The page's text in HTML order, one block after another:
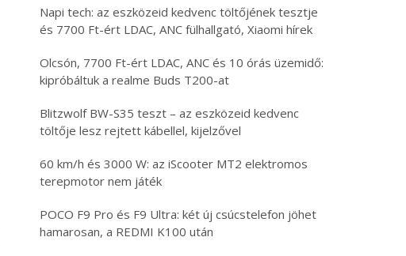
Napi tech: az eszközeid kedvenc töltőjének tesztje
és 7700 Ft-ért LDAC, ANC fülhallgató, Xiaomi hírek
Olcsón, 7700 Ft-ért LDAC, ANC és 10 órás üzemidő:
kipróbáltuk a realme Buds T200-at
Blitzwolf BW-S35 teszt – az eszközeid kedvenc
töltője lesz rejtett kábellel, kijelzővel
60 km/h és 3000 W: az iScooter MT2 elektromos
terepmotor nem játék
POCO F9 Pro és F9 Ultra: két új csúcstelefon jöhet
hamarosan, a REDMI K100 után